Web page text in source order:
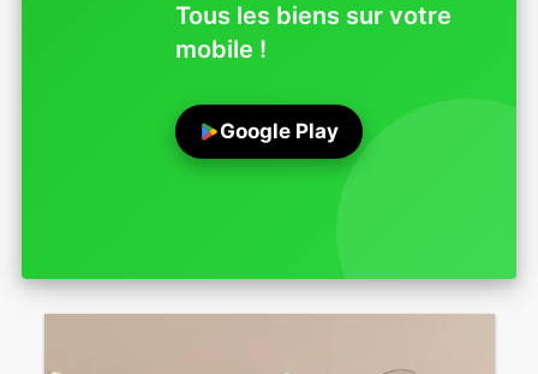
Tous les biens sur votre
mobile !
Google Play